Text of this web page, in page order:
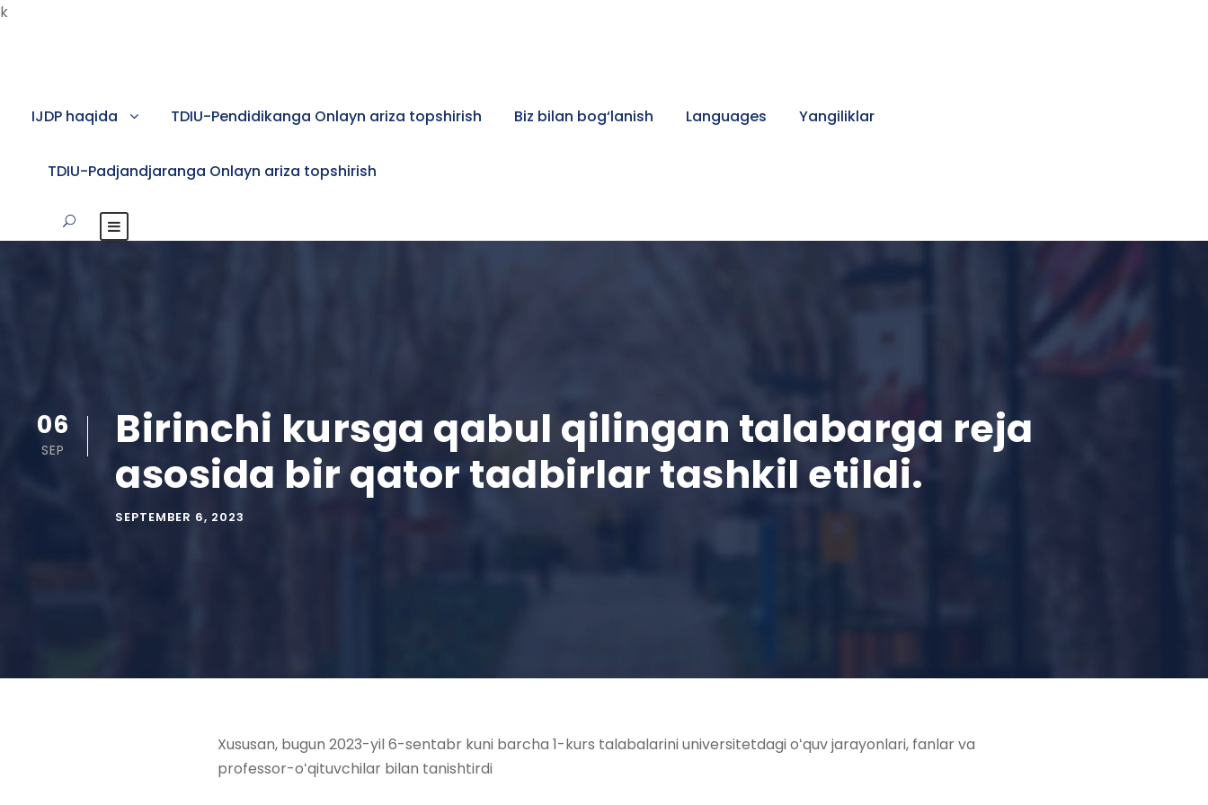
k
IJDP haqida TDIU-Pendidikanga Onlayn ariza topshirish Biz bilan bog‘lanish Languages Yangiliklar
TDIU-Padjandjaranga Onlayn ariza topshirish
06
SEP
Birinchi kursga qabul qilingan talabarga reja
asosida bir qator tadbirlar tashkil etildi.
SEPTEMBER 6, 2023
Xususan, bugun 2023-yil 6-sentabr kuni barcha 1-kurs talabalarini universitetdagi oʻquv jarayonlari, fanlar va
professor-oʻqituvchilar bilan tanishtirdi